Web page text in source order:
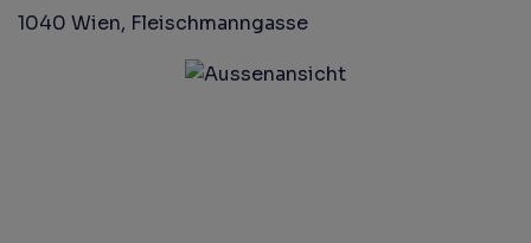
1040 Wien, Fleischmanngasse